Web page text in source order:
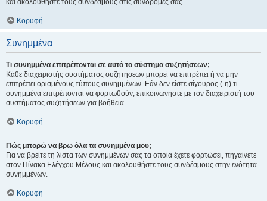
και ακολουθήστε τους συνδέσμους στις συνδρομές σας.
Κορυφή
Συνημμένα
Τι συνημμένα επιτρέπονται σε αυτό το σύστημα συζητήσεων;
Κάθε διαχειριστής συστήματος συζητήσεων μπορεί να επιτρέπει ή να μην
επιτρέπει ορισμένους τύπους συνημμένων. Εάν δεν είστε σίγουρος (-η) τι
συνημμένα επιτρέπονται να φορτωθούν, επικοινωνήστε με τον διαχειριστή του
συστήματος συζητήσεων για βοήθεια.
Κορυφή
Πώς μπορώ να βρω όλα τα συνημμένα μου;
Για να βρείτε τη λίστα των συνημμένων σας τα οποία έχετε φορτώσει, πηγαίνετε
στον Πίνακα Ελέγχου Μέλους και ακολουθήστε τους συνδέσμους στην ενότητα
συνημμένων.
Κορυφή